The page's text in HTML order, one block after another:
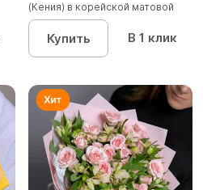
(Кения) в корейской матовой
уп...
Купить В 1 клик